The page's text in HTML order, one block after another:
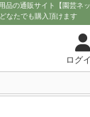
品の通販サイト【園芸ネ
どなたでも購入頂けます
ログ